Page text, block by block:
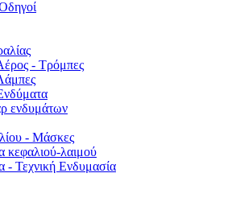
- Τρόμπες
ενδυμάτων
- Μάσκες
κεφαλιού-λαιμού
- Τεχνική Ενδυμασία